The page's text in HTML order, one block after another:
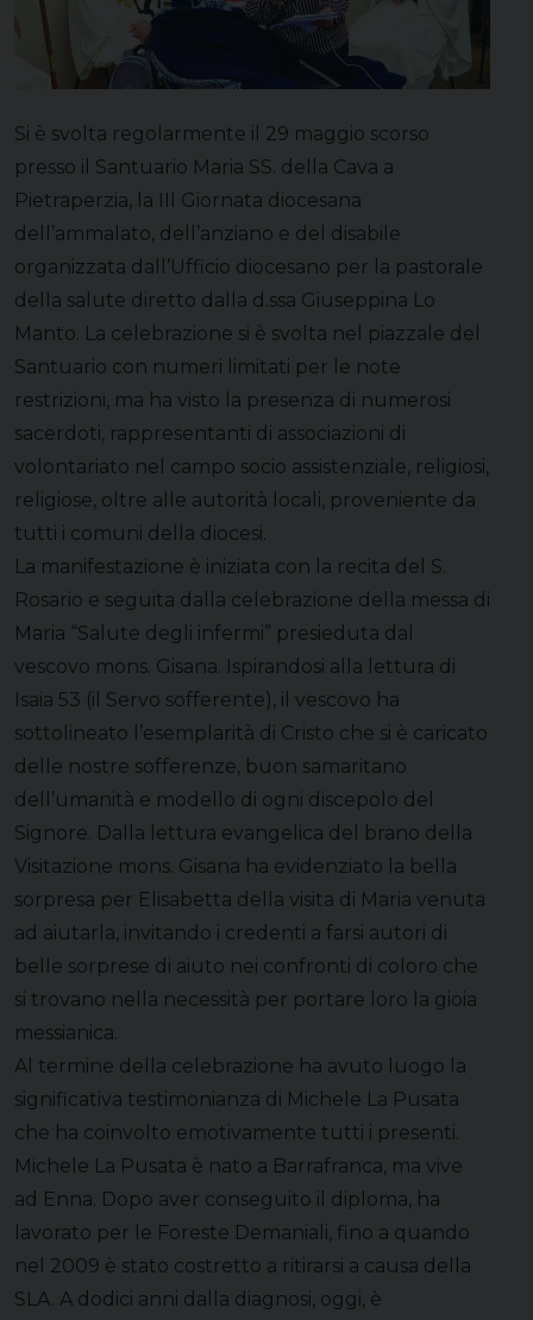
Si è svolta regolarmente il 29 maggio scorso
presso il Santuario Maria SS. della Cava a
Pietraperzia, la III Giornata diocesana
dell’ammalato, dell’anziano e del disabile
organizzata dall’Ufficio diocesano per la pastorale
della salute diretto dalla d.ssa Giuseppina Lo
Manto. La celebrazione si è svolta nel piazzale del
Santuario con numeri limitati per le note
restrizioni, ma ha visto la presenza di numerosi
sacerdoti, rappresentanti di associazioni di
volontariato nel campo socio assistenziale, religiosi,
religiose, oltre alle autorità locali, proveniente da
tutti i comuni della diocesi.
La manifestazione è iniziata con la recita del S.
Rosario e seguita dalla celebrazione della messa di
Maria “Salute degli infermi” presieduta dal
vescovo mons. Gisana. Ispirandosi alla lettura di
Isaia 53 (il Servo sofferente), il vescovo ha
sottolineato l’esemplarità di Cristo che si è caricato
delle nostre sofferenze, buon samaritano
dell’umanità e modello di ogni discepolo del
Signore. Dalla lettura evangelica del brano della
Visitazione mons. Gisana ha evidenziato la bella
sorpresa per Elisabetta della visita di Maria venuta
ad aiutarla, invitando i credenti a farsi autori di
belle sorprese di aiuto nei confronti di coloro che
si trovano nella necessità per portare loro la gioia
messianica.
Al termine della celebrazione ha avuto luogo la
significativa testimonianza di Michele La Pusata
che ha coinvolto emotivamente tutti i presenti.
Michele La Pusata è nato a Barrafranca, ma vive
ad Enna. Dopo aver conseguito il diploma, ha
lavorato per le Foreste Demaniali, fino a quando
nel 2009 è stato costretto a ritirarsi a causa della
SLA. A dodici anni dalla diagnosi, oggi, è